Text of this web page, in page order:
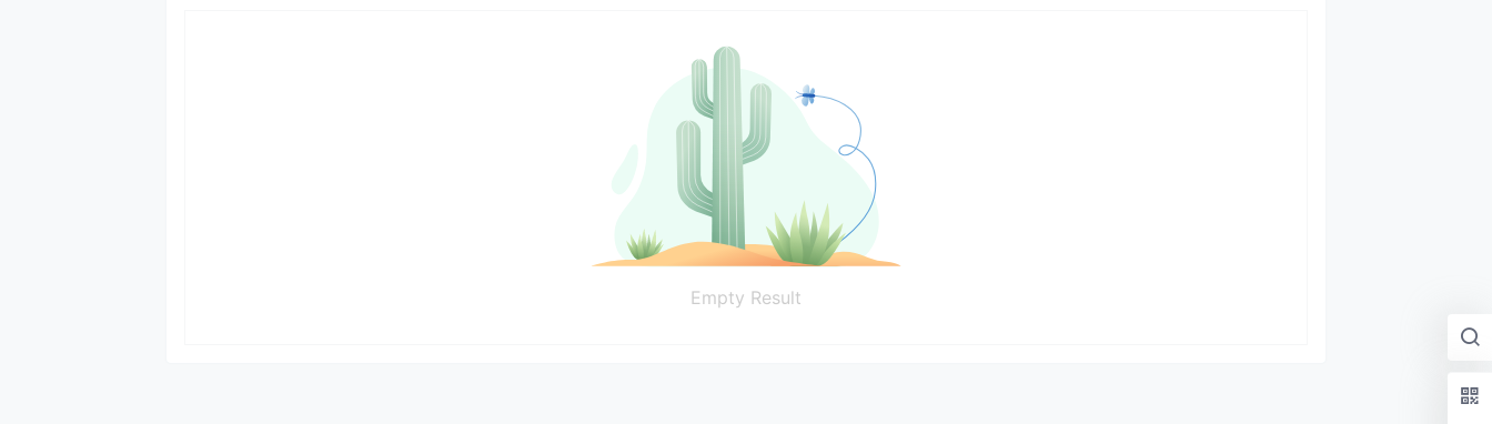
Empty Result